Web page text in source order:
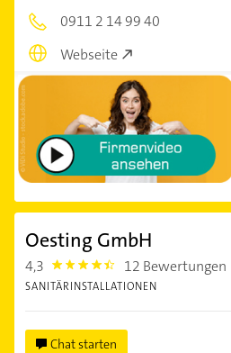
0911 2 14 99 40
Webseite
Oesting GmbH
4,3 4.3 12 Bewertungen
SANITÄRINSTALLATIONEN
Chat starten